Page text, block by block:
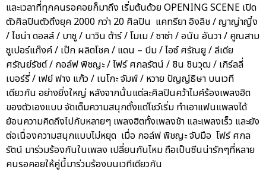
และเวลาที่ทุกคนรอคอยก็มาถึง เริ่มต้นด้วย OPENING SCENE เปิด
ตัวศิลปินตัวตึงยุค 2000 กว่า 20 ศิลปิน แคทรียา อิงลิช / ญาญ่าญิ๋ง
/ ไชน่า ดอลล์ / บาซู / นาวิน ต้าร์ / โมเม / ซาซ่า / อนัน อันวา / คูณสาม
ซูเปอร์แก๊งค์ / เป๊ก ผลิตโชค / แดน – บีม / ไอซ์ ศรัณยู / ลีเดีย
ศรัณย์รัชต์ / กอล์ฟ พิชญะ / โฟร์ ศกลรัตน์ / ชิน ชินวุฒ / เกิร์ลลี่
เบอร์รี่ / เฟย์ ฟาง แก้ว / เนโกะ จัมพ์ / หวาย ปัญญ์ธิษา บนเวที
เดียวกัน อย่างยิ่งใหญ่ หลังจากนั้นแต่ละศิลปินคว้าไมค์ร้องเพลงฮิต
ของตัวเองแบบ จัดเต็มความสนุกตั้งแต่โชว์เริ่ม ทำเอาแฟนแพลงได้
ย้อนความคิดถึงไปกับหลายๆ เพลงฮิตทั้งเพลงช้า และเพลงเร็ว และยัง
ต่อเนื่องความสนุกแบบไม่หยุด เมื่อ กอล์ฟ พิชญะ จับมือ โฟร์ ศกล
รัตน์ มาร่วมร้องกันในเพลง เปลี่ยนกันไหม ถือเป็นซีนน่ารักๆที่หลาย
คนรอคอยให้คู่นี้มาร่วมร้องบนเวทีเดียวกัน